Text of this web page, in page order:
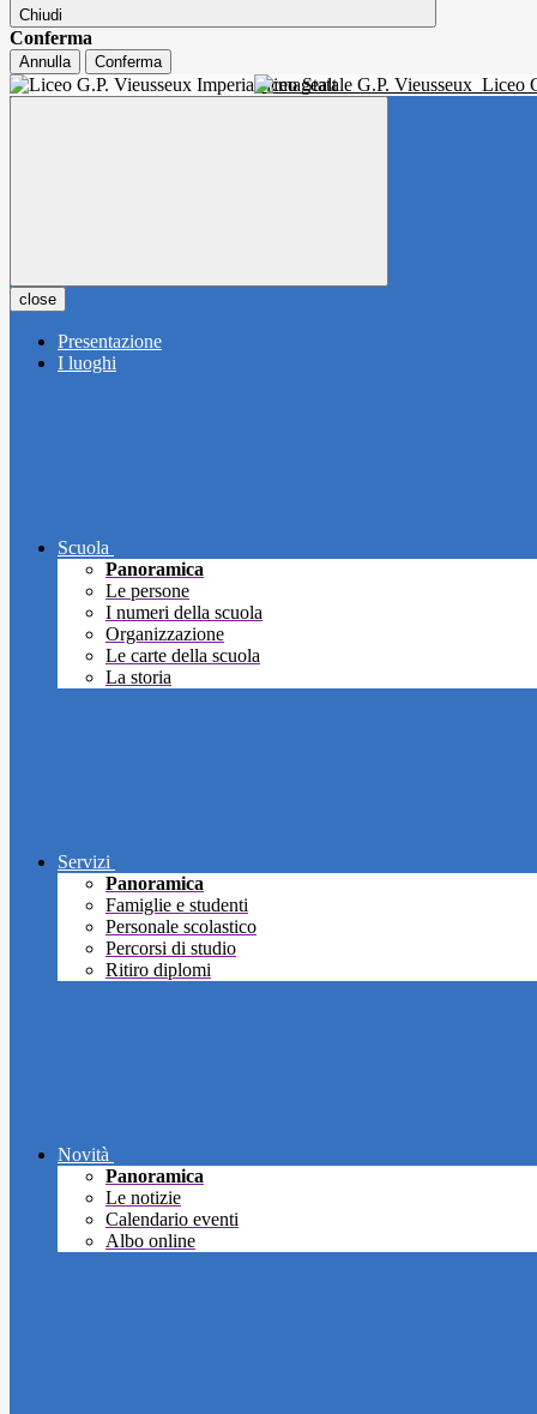
Chiudi
Conferma
Annulla Conferma
Liceo Statale G.P. Vieusseux Liceo
close
Presentazione
I luoghi
Scuola
Panoramica
Le persone
I numeri della scuola
Organizzazione
Le carte della scuola
La storia
Servizi
Panoramica
Famiglie e studenti
Personale scolastico
Percorsi di studio
Ritiro diplomi
Novità
Panoramica
Le notizie
Calendario eventi
Albo online